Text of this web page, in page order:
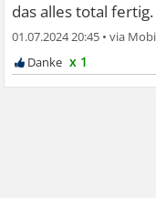
das alles total fertig.
01.07.2024 20:45 •
x 1